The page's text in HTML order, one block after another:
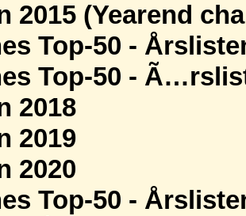
2015 (Yearend
Top-50 -
Top-50 -
2018
2019
2020
Top-50 -